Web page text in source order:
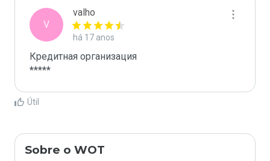
V
valho
há 17 anos
Кредитная организация
*****
Útil
Sobre o WOT